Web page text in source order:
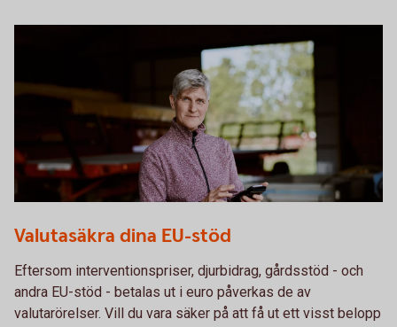
Valutasäkra dina EU-stöd
Eftersom interventionspriser, djurbidrag, gårdsstöd - och
andra EU-stöd - betalas ut i euro påverkas de av
valutarörelser. Vill du vara säker på att få ut ett visst belopp